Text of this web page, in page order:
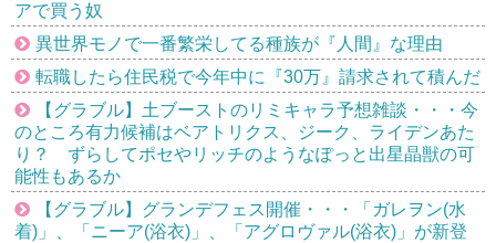
アで買う奴
異世界モノで一番繁栄してる種族が『人間』な理由
転職したら住民税で今年中に『30万』請求されて積んだ
【グラブル】土ブーストのリミキャラ予想雑談・・・今
のところ有力候補はベアトリクス、ジーク、ライデンあた
り？ ずらしてポセやリッチのようなぽっと出星晶獣の可
能性もあるか
【グラブル】グランデフェス開催・・・「ガレヲン(水
着)」、「ニーア(浴衣)」、「アグロヴァル(浴衣)」が新登